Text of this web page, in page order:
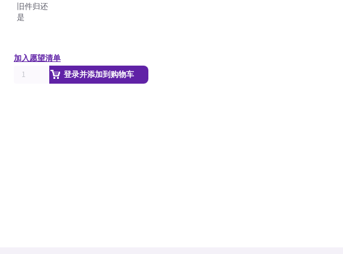
旧件归还
是
加入愿望清单
登录并添加到购物车